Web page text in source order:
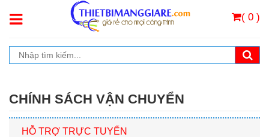
( 0 )
CHÍNH SÁCH VẬN CHUYỂN
HỖ TRỢ TRỰC TUYẾN